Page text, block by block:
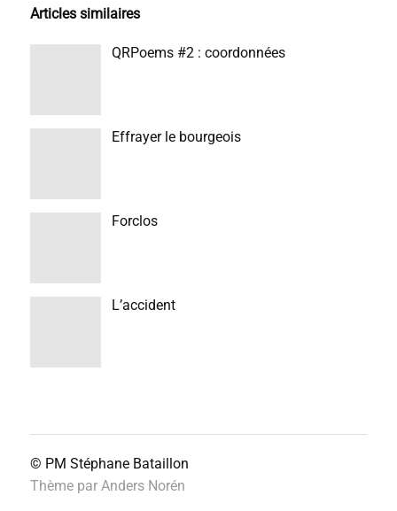
Articles similaires
QRPoems #2 : coordonnées
Effrayer le bourgeois
Forclos
L’accident
© PM Stéphane Bataillon
Thème par Anders Norén